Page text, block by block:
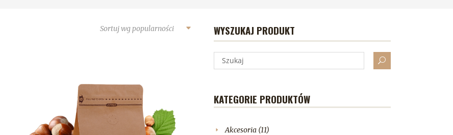
Sortuj wg popularności WYSZUKAJ PRODUKT
KATEGORIE PRODUKTÓW
Akcesoria (11)